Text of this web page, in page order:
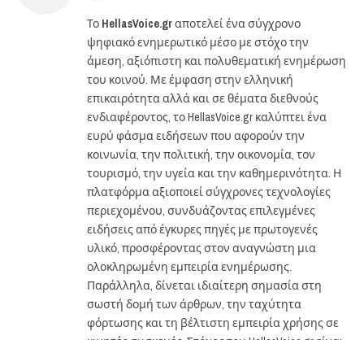
Το HellasVoice.grαποτελεί ένα σύγχρονο
ψηφιακό ενημερωτικό μέσο με στόχο την
άμεση, αξιόπιστη και πολυθεματική ενημέρωση
του κοινού. Με έμφαση στην ελληνική
επικαιρότητα αλλά και σε θέματα διεθνούς
ενδιαφέροντος, το HellasVoice.gr καλύπτει ένα
ευρύ φάσμα ειδήσεων που αφορούν την
κοινωνία, την πολιτική, την οικονομία, τον
τουρισμό, την υγεία και την καθημερινότητα. Η
πλατφόρμα αξιοποιεί σύγχρονες τεχνολογίες
περιεχομένου, συνδυάζοντας επιλεγμένες
ειδήσεις από έγκυρες πηγές με πρωτογενές
υλικό, προσφέροντας στον αναγνώστη μια
ολοκληρωμένη εμπειρία ενημέρωσης.
Παράλληλα, δίνεται ιδιαίτερη σημασία στη
σωστή δομή των άρθρων, την ταχύτητα
φόρτωσης και τη βέλτιστη εμπειρία χρήσης σε